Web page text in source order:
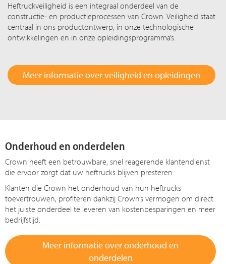
Heftruckveiligheid is een integraal onderdeel van de
constructie- en productieprocessen van Crown. Veiligheid staat
centraal in ons productontwerp, in onze technologische
ontwikkelingen en in onze opleidingsprogramma’s.
Meer informatie over veiligheid en opleidingen
Onderhoud en onderdelen
Crown heeft een betrouwbare, snel reagerende klantendienst
die ervoor zorgt dat uw heftrucks blijven presteren.
Klanten die Crown het onderhoud van hun heftrucks
toevertrouwen, profiteren dankzij Crown’s vermogen om direct
het juiste onderdeel te leveren van kostenbesparingen en meer
bedrijfstijd.
Meer informatie over onderhoud en
onderdelen